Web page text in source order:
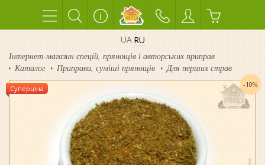
UA RU
Інтернет-магазин спецій, прянощів і авторських приправ
Каталог
Приправи, суміші прянощів Для перших страв
Суперціна -10%